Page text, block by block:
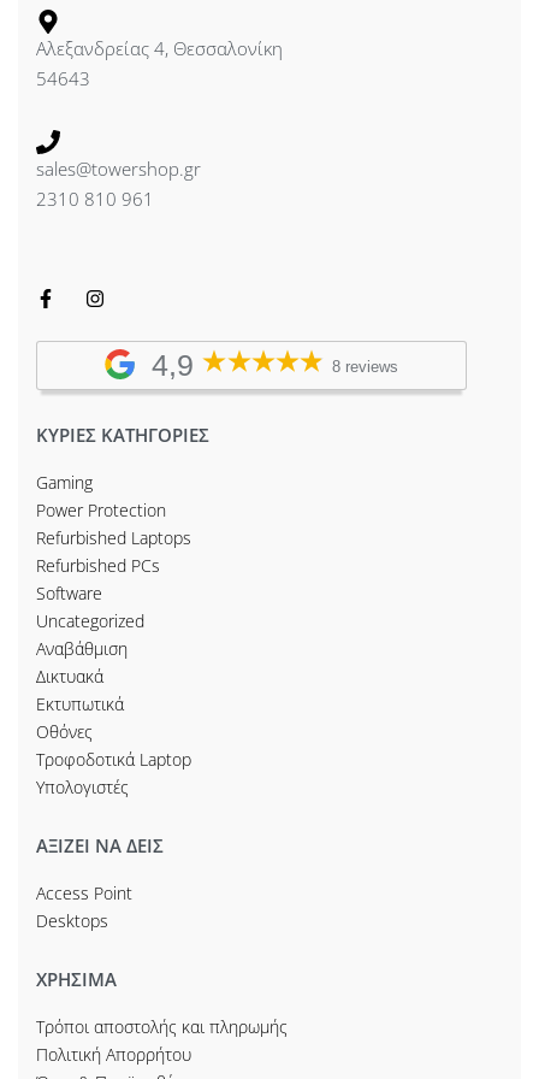
5GHz MIMO : 2 x 2
Type of antenna : Detachable
Detachable antennas : 2
Αλεξανδρείας 4, Θεσσαλονίκη
54643
sales@towershop.gr
2310 810 961
4,9 8 reviews
ΚΥΡΙΕΣ ΚΑΤΗΓΟΡΙΕΣ
Gaming
Power Protection
Refurbished Laptops
Refurbished PCs
Software
Uncategorized
Αναβάθμιση
Δικτυακά
Εκτυπωτικά
Οθόνες
Τροφοδοτικά Laptop
Υπολογιστές
ΑΞΙΖΕΙ ΝΑ ΔΕΙΣ
Access Point
Desktops
ΧΡΗΣΙΜΑ
Τρόποι αποστολής και πληρωμής
Πολιτική Απορρήτου